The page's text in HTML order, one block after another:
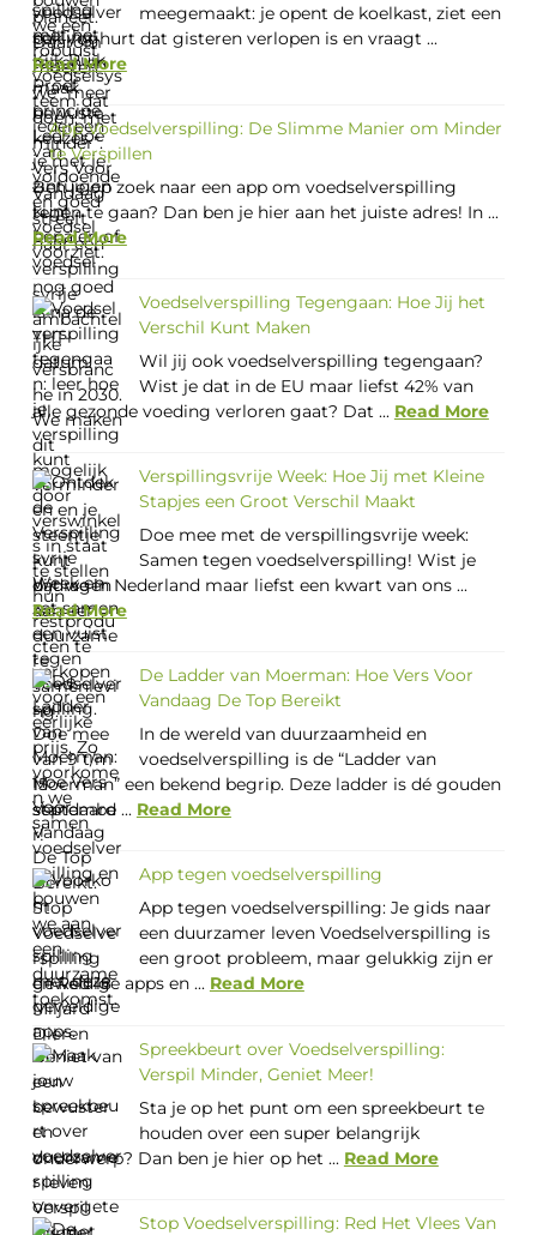
meegemaakt: je opent de koelkast, ziet een
pak yoghurt dat gisteren verlopen is en vraagt ...
Read More
App Voedselverspilling: De Slimme Manier om Minder
te Verspillen
Ben je op zoek naar een app om voedselverspilling
tegen te gaan? Dan ben je hier aan het juiste adres! In ...
Read More
Voedselverspilling Tegengaan: Hoe Jij het
Verschil Kunt Maken
Wil jij ook voedselverspilling tegengaan?
Wist je dat in de EU maar liefst 42% van
alle gezonde voeding verloren gaat? Dat ... Read More
Verspillingsvrije Week: Hoe Jij met Kleine
Stapjes een Groot Verschil Maakt
Doe mee met de verspillingsvrije week:
Samen tegen voedselverspilling! Wist je
dat we in Nederland maar liefst een kwart van ons ...
Read More
De Ladder van Moerman: Hoe Vers Voor
Vandaag De Top Bereikt
In de wereld van duurzaamheid en
voedselverspilling is de “Ladder van
Moerman” een bekend begrip. Deze ladder is dé gouden
standaard ... Read More
App tegen voedselverspilling
App tegen voedselverspilling: Je gids naar
een duurzamer leven Voedselverspilling is
een groot probleem, maar gelukkig zijn er
geweldige apps en ... Read More
Spreekbeurt over Voedselverspilling:
Verspil Minder, Geniet Meer!
Sta je op het punt om een spreekbeurt te
houden over een super belangrijk
onderwerp? Dan ben je hier op het ... Read More
Stop Voedselverspilling: Red Het Vlees Van